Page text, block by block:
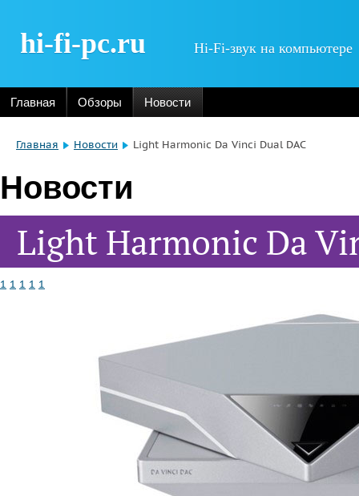
hi-fi-pc.ru Hi-Fi-звук на компьютере
Главная Обзоры Новости
Главная Новости Light Harmonic Da Vinci Dual DAC
Новости
Light Harmonic Da
1 1 1 1 1